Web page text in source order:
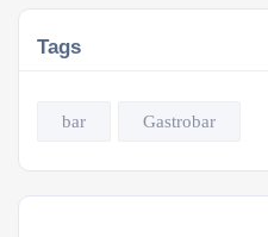
Tags
bar Gastrobar